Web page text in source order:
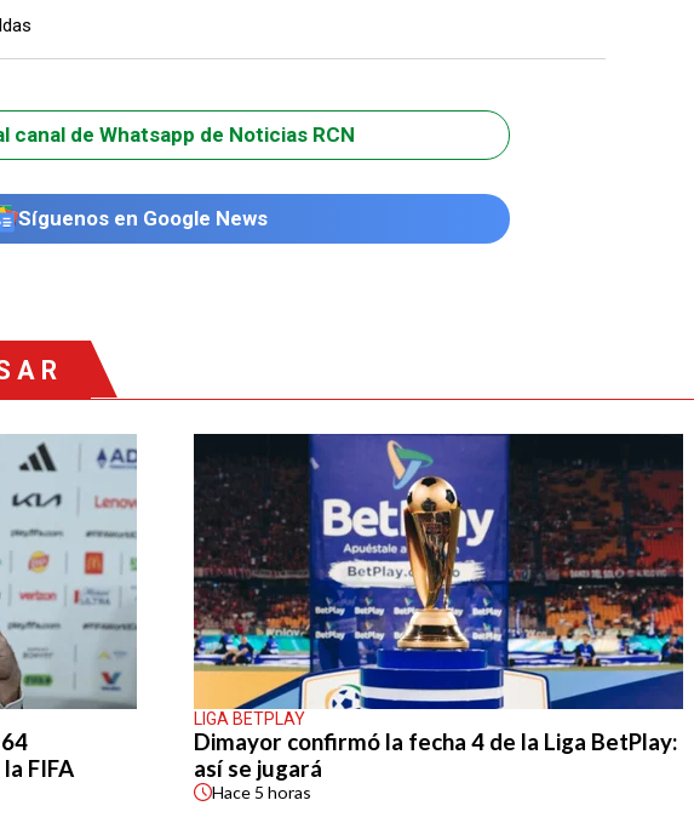
canal de Whatsapp de Noticias RCN
Síguenos en Google News
FIFA
LIGA BETPLAY
Dimayor confirmó la fecha 4 de la Liga BetPlay:
así se jugará
Hace 5 horas